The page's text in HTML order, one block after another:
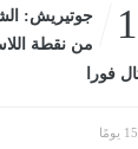
جوتيريش:
من نقطة
فورا